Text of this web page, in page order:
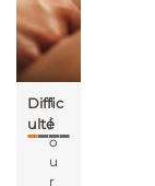
1
j
o
u
r
Diffic
ulté